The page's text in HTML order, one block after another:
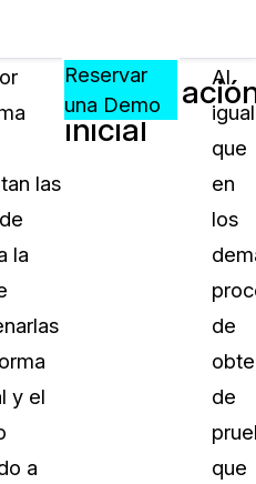
APRENDA,
CONECTE
Y
CON
Preguntas Frecuentes
Artículos
Redacte archivos de video con
Eventos
Reservar
una Demo
las
la
y el
a
inicial
Al
igual
que
en
los
de
de
que